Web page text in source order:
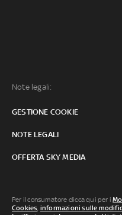
Note legali:
GESTIONE COOKIE
NOTE LEGALI
OFFERTA SKY MEDIA
Per il consumatore clicca qui per i
Cookies informazioni sulle